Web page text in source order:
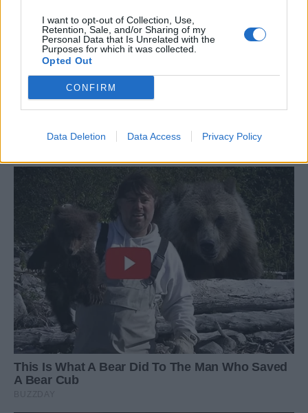
I want to opt-out of Collection, Use,
Retention, Sale, and/or Sharing of my
Personal Data that Is Unrelated with the
Purposes for which it was collected.
Opted Out
CONFIRM
Data Deletion Data Access Privacy Policy